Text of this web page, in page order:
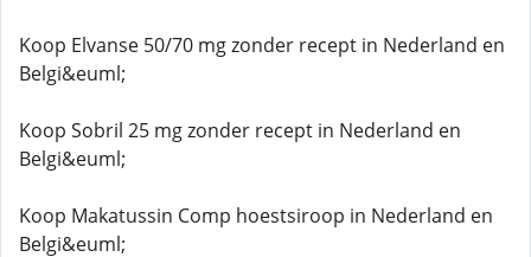
Koop Elvanse 50/70 mg zonder recept in Nederland en
Belgi&euml;
Koop Sobril 25 mg zonder recept in Nederland en
Belgi&euml;
Koop Makatussin Comp hoestsiroop in Nederland en
Belgi&euml;